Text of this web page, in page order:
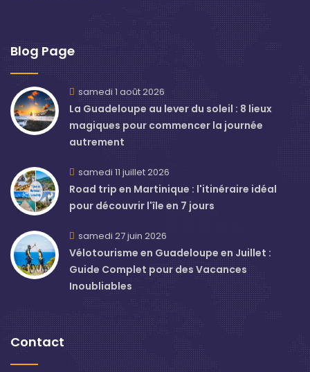
Blog Page
samedi 1 août 2026
La Guadeloupe au lever du soleil : 8 lieux
magiques pour commencer la journée
autrement
samedi 11 juillet 2026
Road trip en Martinique : l'itinéraire idéal
pour découvrir l'île en 7 jours
samedi 27 juin 2026
Vélotourisme en Guadeloupe en Juillet :
Guide Complet pour des Vacances
Inoubliables
Contact